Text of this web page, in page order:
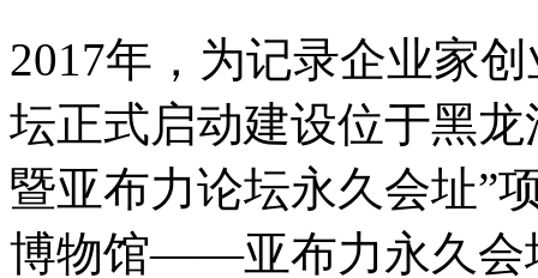
2017年，为记录企业家
坛正式启动建设位于黑
暨亚布力论坛永久会址”
博物馆——亚布力永久会